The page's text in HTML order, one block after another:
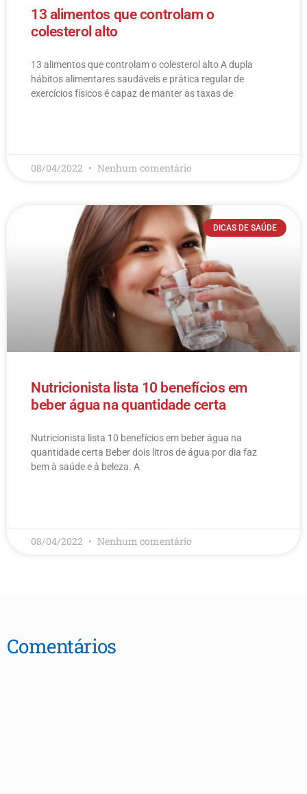
13 alimentos que controlam o
colesterol alto
13 alimentos que controlam o colesterol alto​ A dupla
hábitos alimentares saudáveis e prática regular de
exercícios físicos é capaz de manter as taxas de
08/04/2022 Nenhum comentário
DICAS DE SAÚDE
Nutricionista lista 10 benefícios em
beber água na quantidade certa
Nutricionista lista 10 benefícios em beber água na
quantidade certa Beber dois litros de água por dia faz
bem à saúde e à beleza. A
08/04/2022 Nenhum comentário
Comentários